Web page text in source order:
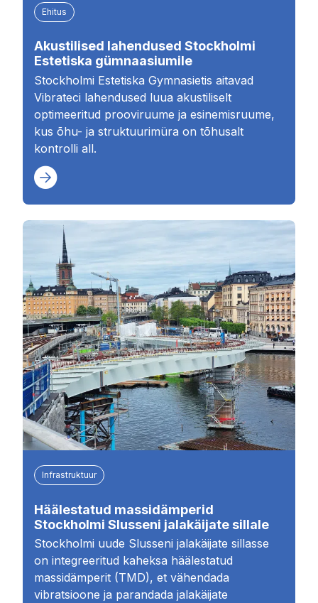
Ehitus
Akustilised lahendused Stockholmi
Estetiska gümnaasiumile
Stockholmi Estetiska Gymnasietis aitavad
Vibrateci lahendused luua akustiliselt
optimeeritud prooviruume ja esinemisruume,
kus õhu- ja struktuurimüra on tõhusalt
kontrolli all.
Infrastruktuur
Häälestatud massidämperid
Stockholmi Slusseni jalakäijate sillale
Stockholmi uude Slusseni jalakäijate sillasse
on integreeritud kaheksa häälestatud
massidämperit (TMD), et vähendada
vibratsioone ja parandada jalakäijate